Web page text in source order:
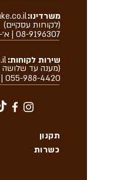
(לקוחות עסקיים)
משרדינו:
08-9196307 | א׳-ה׳ 9:00 - 16:00
שירות לקוחות:
055-988-4420| א׳-
(מענה עד שלושה
כשרות
תקנון